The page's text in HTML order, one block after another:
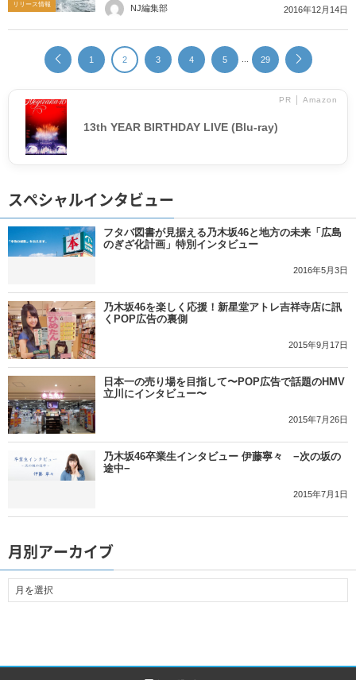
リリース情報 NJ編集部 2016年12月14日
1 2 3 4 5 29
PR │ Amazon
13th YEAR BIRTHDAY LIVE (Blu-ray)
スペシャルインタビュー
フタバ図書が見据える乃木坂46と地方の未来「広島
のぎざ化計画」特別インタビュー
2016年5月3日
乃木坂46を楽しく応援！新星堂アトレ吉祥寺店に訊
くPOP広告の裏側
2015年9月17日
日本一の売り場を目指して〜POP広告で話題のHMV
立川にインタビュー〜
2015年7月26日
乃木坂46卒業生インタビュー 伊藤寧々 −次の坂の
途中−
2015年7月1日
月別アーカイブ